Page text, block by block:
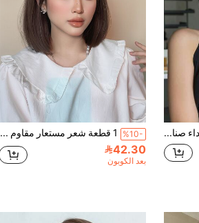
باروكة بوب قصيرة سوداء صناعية، أسود طبيعي مع غرة، باروكة بوب صناعية للنساء %10- 1 قطعة شعر مستعار مقاوم للحرارة، قصة شعر قصيرة مموجة بغرة، طول 12 بوصة، من مادة ألياف، مناسب للارتداء اليومي، طبيعي وواقعي
42.30
بعد الكوبون